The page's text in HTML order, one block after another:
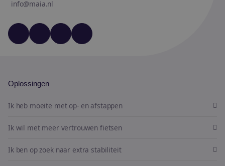
info@maia.nl
YouTubeLinkedInFacebookInstagram
Oplossingen
Ik heb moeite met op- en afstappen
Ik wil met meer vertrouwen fietsen
Ik ben op zoek naar extra stabiliteit